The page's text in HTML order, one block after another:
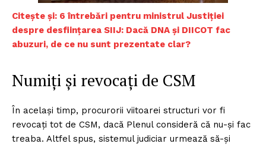
Citește și: 6 întrebări pentru ministrul Justiției
despre desființarea SIIJ: Dacă DNA și DIICOT fac
abuzuri, de ce nu sunt prezentate clar?
Numiți și revocați de CSM
În același timp, procurorii viitoarei structuri vor fi
revocați tot de CSM, dacă Plenul consideră că nu-și fac
treaba. Altfel spus, sistemul judiciar urmează să-și